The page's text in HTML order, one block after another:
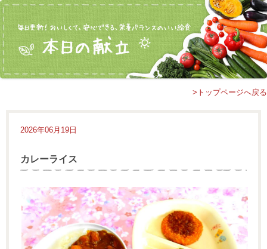
>トップページへ戻る
2026年06月19日
カレーライス